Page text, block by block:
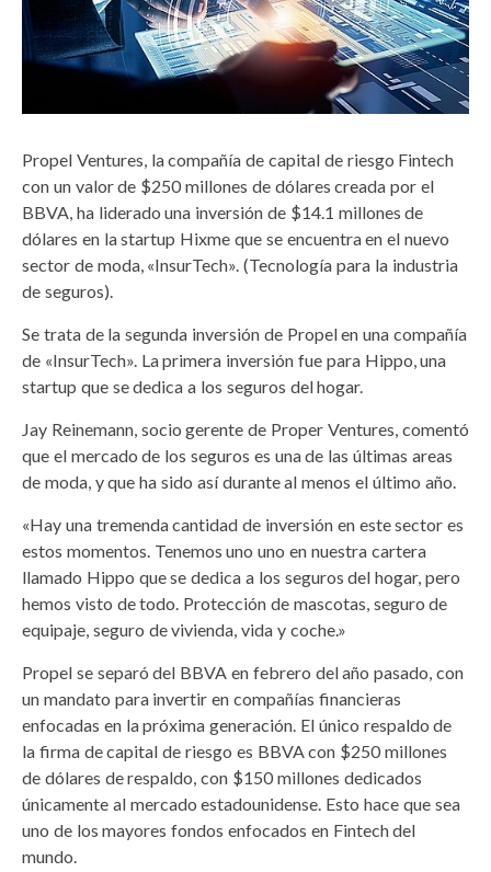
Propel Ventures, la compañía de capital de riesgo Fintech
con un valor de $250 millones de dólares creada por el
BBVA, ha liderado una inversión de $14.1 millones de
dólares en la startup Hixme que se encuentra en el nuevo
sector de moda, «InsurTech». (Tecnología para la industria
de seguros).
Se trata de la segunda inversión de Propel en una compañía
de «InsurTech». La primera inversión fue para Hippo, una
startup que se dedica a los seguros del hogar.
Jay Reinemann, socio gerente de Proper Ventures, comentó
que el mercado de los seguros es una de las últimas areas
de moda, y que ha sido así durante al menos el último año.
«Hay una tremenda cantidad de inversión en este sector es
estos momentos. Tenemos uno uno en nuestra cartera
llamado Hippo que se dedica a los seguros del hogar, pero
hemos visto de todo. Protección de mascotas, seguro de
equipaje, seguro de vivienda, vida y coche.»
Propel se separó del BBVA en febrero del año pasado, con
un mandato para invertir en compañías financieras
enfocadas en la próxima generación. El único respaldo de
la firma de capital de riesgo es BBVA con $250 millones
de dólares de respaldo, con $150 millones dedicados
únicamente al mercado estadounidense. Esto hace que sea
uno de los mayores fondos enfocados en Fintech del
mundo.